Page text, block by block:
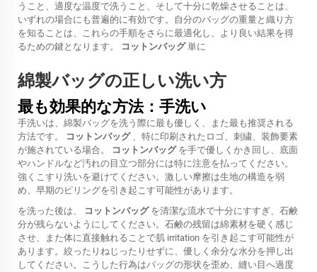
うこと、適度な温度で洗うこと、そして十分に乾燥させることは、
いずれの場合にも普遍的に有効です。自分のバッグの重量と織り方
を知ることは、これらの手順をさらに最適化し、より良い結果を得
るための鍵となります。
コットンバッグ単に
綿製バッグの正しい洗い方
最も効果的な方法：手洗い
手洗いは、綿製バッグを洗う際に最も優しく、また最も推奨される
方法です。
コットンバッグ 、特に印刷されたロゴ、刺繍、装飾要素
が施されている場合。
コットンバッグ を手で優しくかき回し、底面
やハンドルなど汚れの目立つ部分には特に注意を払ってください。
強くこすり洗いを避けてください。激しい摩擦は生地の構造を弱
め、早期のピリングを引き起こす可能性があります。
を洗った後は、
コットンバッグ を清潔な流水で十分にすすぎ、石鹸
分が残らないようにしてください。石鹸の残留は綿素材を硬く感じ
させ、また体に直接触れることで肌 irritation を引き起こす可能性が
あります。絞ったりねじったりせずに、優しく余分な水分を押し出
してください。こうした行為はバッグの形状を歪め、縫い目へ過度